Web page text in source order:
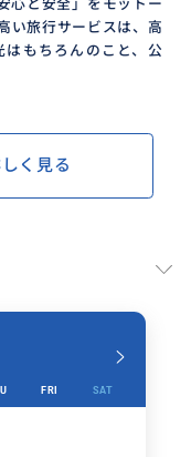
心と安全」をモットー
い旅行サービスは、高
もちろんのこと、公
く見る
FRI SAT